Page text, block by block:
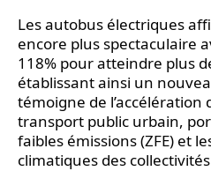
Les autobus électriques
encore plus spectaculaire
118% pour atteindre plus
établissant ainsi un
témoigne de l’accélération
transport public urbain,
faibles émissions (ZFE) et
climatiques des